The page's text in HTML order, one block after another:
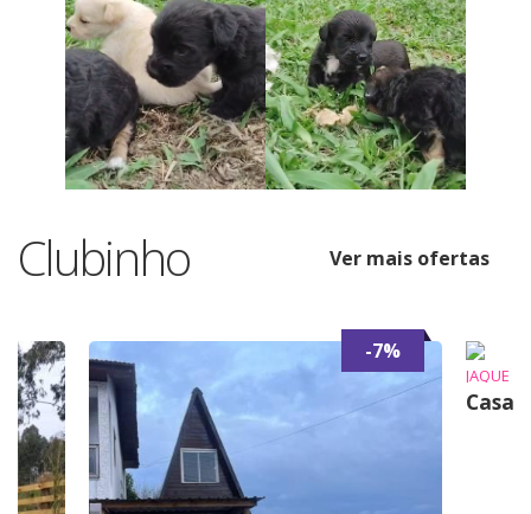
Clubinho Ver mais ofertas
-7%
JAQUE
Casa